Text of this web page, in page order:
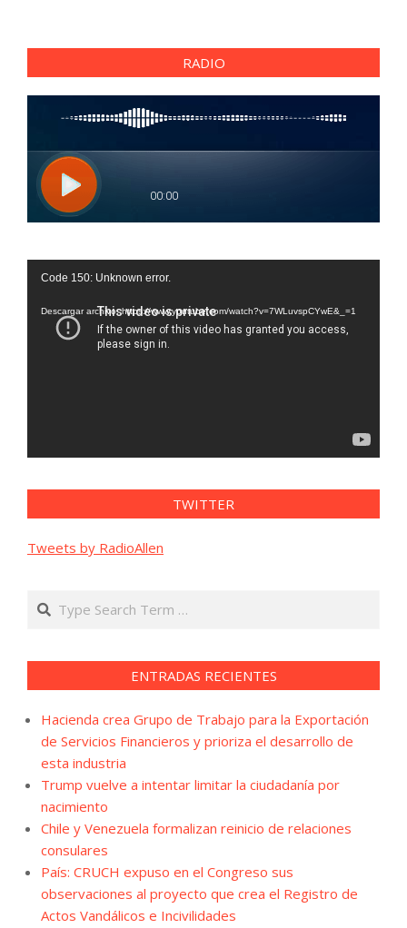
RADIO
Reproductor
vídeo
Code 150: Unknown error.
Descargar archivo: https://www.youtube.com/watch?v=7WLuvspCYwE&_=1
TWITTER
Tweets by RadioAllen
Search
ENTRADAS RECIENTES
Hacienda crea Grupo de Trabajo para la Exportación
de Servicios Financieros y prioriza el desarrollo de
esta industria
Trump vuelve a intentar limitar la ciudadanía por
nacimiento
Chile y Venezuela formalizan reinicio de relaciones
consulares
País: CRUCH expuso en el Congreso sus
observaciones al proyecto que crea el Registro de
Actos Vandálicos e Incivilidades